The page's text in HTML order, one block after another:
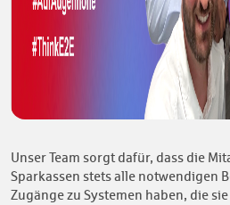
Unser Team sorgt dafür, dass die
Sparkassen stets alle notwendigen
Zugänge zu Systemen haben, die